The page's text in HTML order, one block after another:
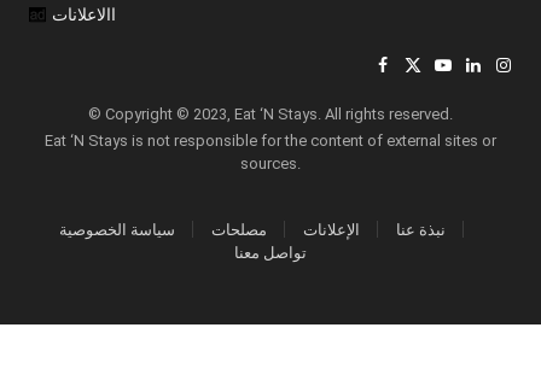
االاعلانات
Facebook
X
YouTube
LinkedIn
© Copyright © 2023, Eat ‘N Stays. All rights reserved.
Eat ‘N Stays is not responsible for the content of external sites or
sources.
سياسة الخصوصية مصلحات الإعلانات
نبذة عنا
تواصل معنا